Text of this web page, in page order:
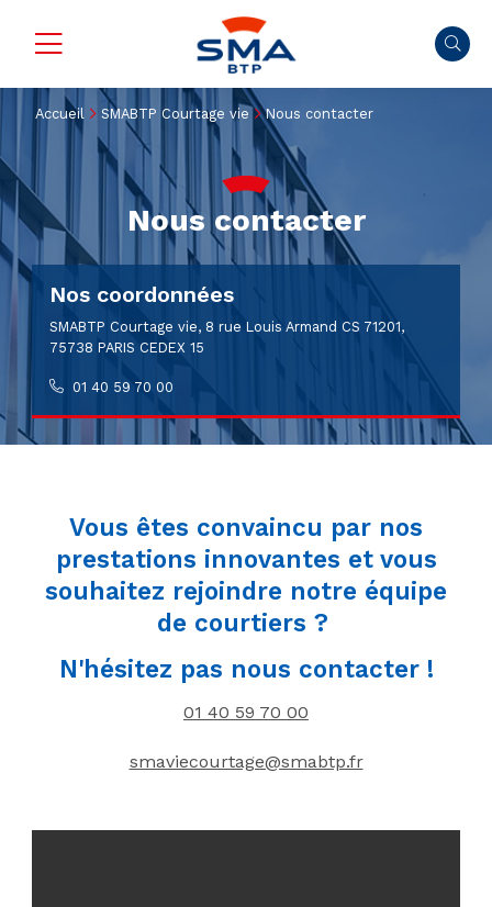
Accueil SMABTP Courtage vie Nous contacter
Nous contacter
Nos coordonnées
SMABTP Courtage vie, 8 rue Louis Armand CS 71201,
75738 PARIS CEDEX 15
01 40 59 70 00
Vous êtes convaincu par nos
prestations innovantes et vous
souhaitez rejoindre notre équipe
de courtiers ?
N'hésitez pas nous contacter !
01 40 59 70 00
smaviecourtage@smabtp.fr